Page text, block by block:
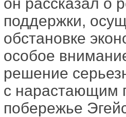
поддержки,
обстановке
особое
решение
с нарастающим
побережье